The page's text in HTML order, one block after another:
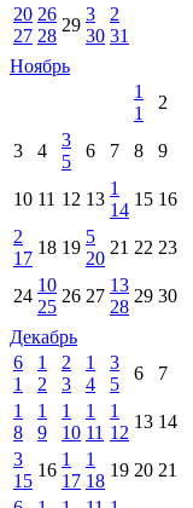
20
27
26
28
29
3
30
2
31
Ноябрь
1
1
2
3 4
3
5
6 7 8 9
10 11 12 13
1
14
15 16
2
17
18 19
5
20
21 22 23
24
10
25
26 27
13
28
29 30
Декабрь
6
1
1
2
2
3
1
4
3
5
6
7
1
8
1
9
1
10
1
11
1
12
13 14
3
15
16
1
17
1
18
19 20 21